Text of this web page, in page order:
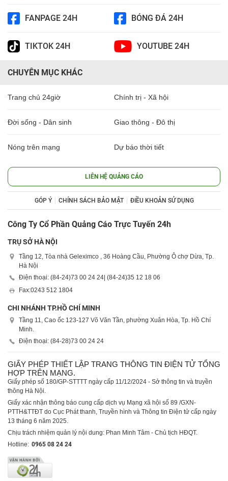
FANPAGE 24H BÓNG ĐÁ 24H
TIKTOK 24H YOUTUBE 24H
CHUYÊN MỤC KHÁC
Trang chủ 24giờ Chính trị - Xã hội
Đời sống - Dân sinh Giao thông - Đô thị
Nóng trên mạng Dự báo thời tiết
LIÊN HỆ QUẢNG CÁO
GÓP Ý CHÍNH SÁCH BẢO MẬT ĐIỀU KHOẢN SỬ DỤNG
Công Ty Cổ Phần Quảng Cáo Trực Tuyến 24h
TRỤ SỞ HÀ NỘI
Tầng 12, Tòa nhà Geleximco , 36 Hoàng Cầu, Phường Ô chợ Dừa, Tp.
Hà Nội
Điện thoại: (84-24)73 00 24 24 | (84-24)35 12 18 06
Fax:0243 512 1804
CHI NHÁNH TP.HỒ CHÍ MINH
Tầng 11, Cao ốc 123-127 Võ Văn Tần, phường Xuân Hòa, Tp. Hồ Chí
Minh.
Điện thoại: (84-28)73 00 24 24
GIẤY PHÉP THIẾT LẬP TRANG THÔNG TIN ĐIỆN TỬ TỔNG
HỢP TRÊN MẠNG.
Giấy phép số 180/GP-STTTT ngày cấp 11/12/2024 - Sở thông tin và truyền
thông Hà Nội.
Giấy xác nhận thông báo cung cấp dịch vụ Mạng xã hội số 89 /GXN-
PTTH&TTĐT do Cục Phát thanh, Truyền hình và Thông tin Điện tử cấp ngày
13 tháng 6 năm 2025.
Chịu trách nhiệm quản lý nội dung: Phan Minh Tâm - Chủ tịch HĐQT.
Hotline: 0965 08 24 24